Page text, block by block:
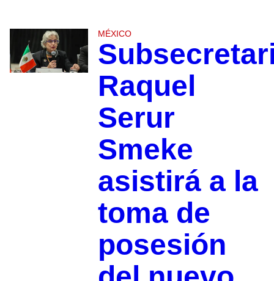
MÉXICO
Raquel
Serur
Smeke
asistirá a la
toma de
posesión